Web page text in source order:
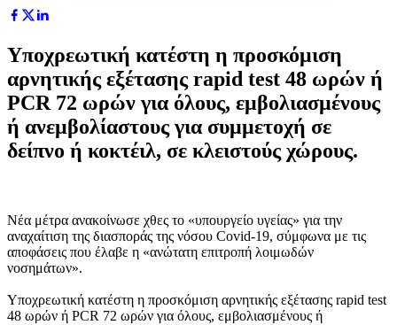
Υποχρεωτική κατέστη η προσκόμιση
αρνητικής εξέτασης rapid test 48 ωρών ή
PCR 72 ωρών για όλους, εμβολιασμένους
ή ανεμβολίαστους για συμμετοχή σε
δείπνο ή κοκτέιλ, σε κλειστούς χώρους.
Νέα μέτρα ανακοίνωσε χθες το «υπουργείο υγείας» για την
αναχαίτιση της διασποράς της νόσου Covid-19, σύμφωνα με τις
αποφάσεις που έλαβε η «ανώτατη επιτροπή λοιμωδών
νοσημάτων».
Υποχρεωτική κατέστη η προσκόμιση αρνητικής εξέτασης rapid test
48 ωρών ή PCR 72 ωρών για όλους, εμβολιασμένους ή